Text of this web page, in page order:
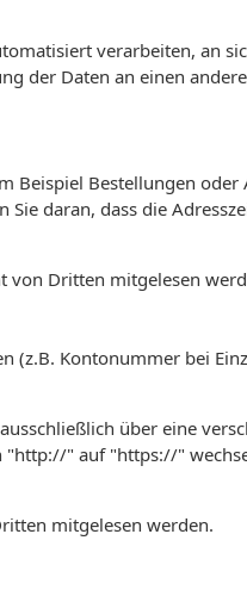
verarbeiten, an
der Daten an einen
Beispiel Bestellungen oder
Sie daran, dass die
von Dritten mitgelesen
(z.B. Kontonummer bei
über eine
"http://" auf "https://"
mitgelesen werden.